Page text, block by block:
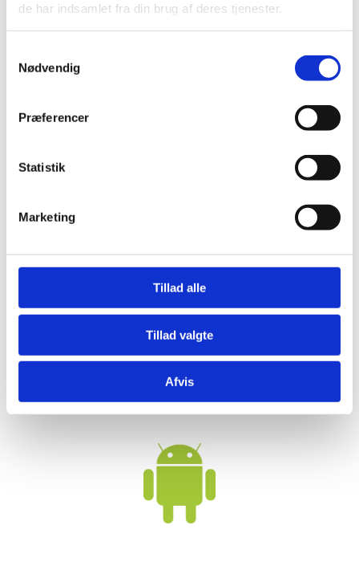
de har indsamlet fra din brug af deres tjenester.
Nødvendig
Præferencer
Statistik
Marketing
Tillad alle
Tillad valgte
Afvis
Download MacOS klient